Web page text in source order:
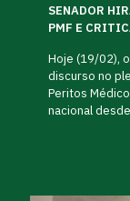
SENADOR
PMF E
Hoje (19/02),
discurso no
Peritos
nacional